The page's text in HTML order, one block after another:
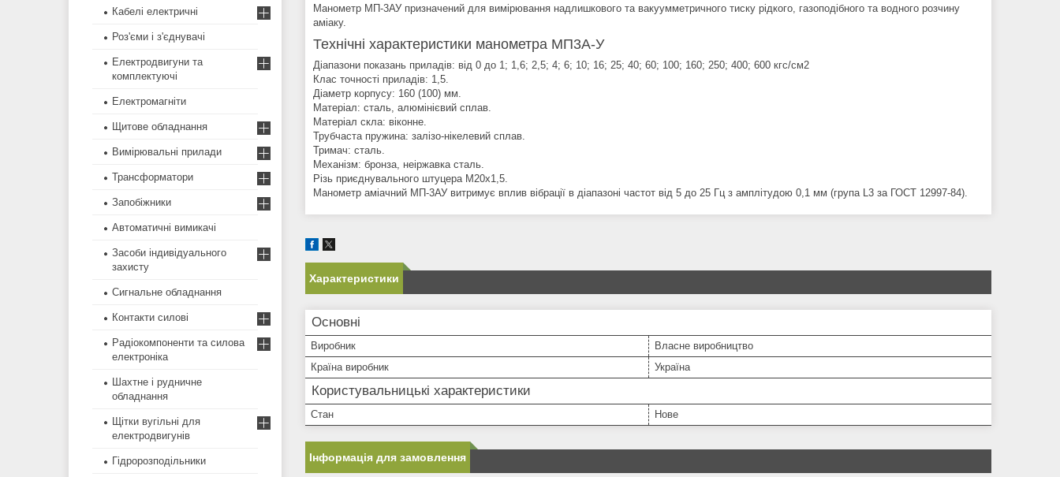
Манометр МП-3АУ призначений для вимірювання надлишкового та вакуумметричного тиску рідкого, газоподібного та водного розчину
аміаку.
Технічні характеристики манометра МП3А-У
Діапазони показань приладів: від 0 до 1; 1,6; 2,5; 4; 6; 10; 16; 25; 40; 60; 100; 160; 250; 400; 600 кгс/см2
Клас точності приладів: 1,5.
Діаметр корпусу: 160 (100) мм.
Матеріал: сталь, алюмінієвий сплав.
Матеріал скла: віконне.
Трубчаста пружина: залізо-нікелевий сплав.
Тримач: сталь.
Механізм: бронза, неіржавка сталь.
Різь приєднувального штуцера М20х1,5.
Манометр аміачний МП-3АУ витримує вплив вібрації в діапазоні частот від 5 до 25 Гц з амплітудою 0,1 мм (група L3 за ГОСТ 12997-84).
Характеристики
Основні
Виробник
Власне виробництво
Країна виробник
Україна
Користувальницькі характеристики
Стан Нове
Інформація для замовлення
Кабелі електричні
Роз'єми і з'єднувачі
Електродвигуни та
комплектуючі
Електромагніти
Щитове обладнання
Вимірювальні прилади
Трансформатори
Запобіжники
Автоматичні вимикачі
Засоби індивідуального
захисту
Сигнальне обладнання
Контакти силові
Радіокомпоненти та силова
електроніка
Шахтне і рудничне
обладнання
Щітки вугільні для
електродвигунів
Гідророзподільники